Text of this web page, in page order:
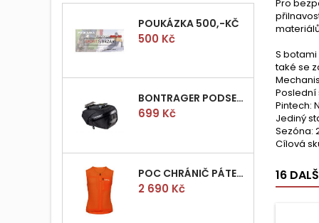
POUKÁZKA 500,-KČ
Cena
500 Kč
BONTRAGER PODSEDLOVÁ BRAŠNIČKA PRO QUICK S
Cena
699 Kč
POC CHRÁNIČ PÁTEŘE POCITO VPD AIR VEST VEL.M
Cena
2 690 Kč
Pro
S botami
také se
Poslední
Pintech:
Jediný
Sezóna:
Cílová
16